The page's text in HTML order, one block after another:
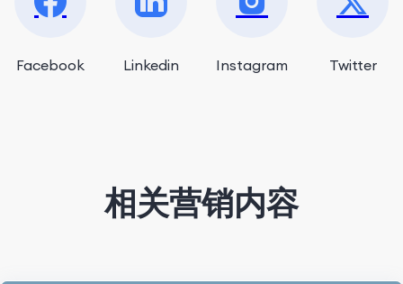
Facebook Linkedin Instagram Twitter
相关营销内容